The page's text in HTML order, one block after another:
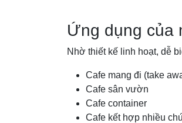
Ứng dụng của
Nhờ thiết kế linh hoạt, dễ
Cafe mang đi (take
Cafe sân vườn
Cafe container
Cafe kết hợp nhiều